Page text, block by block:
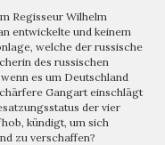
Regisseur Wilhelm
entwickelte und keinem
welche der russische
des russischen
es um Deutschland
Gangart einschlägt
der vier
kündigt, um sich
zu verschaffen?